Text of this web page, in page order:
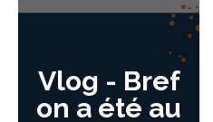
Vlog - Bref
on a été au